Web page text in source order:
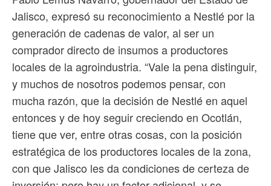
Jalisco, expresó su reconocimiento a Nestlé por la
generación de cadenas de valor, al ser un
comprador directo de insumos a productores
locales de la agroindustria. “Vale la pena distinguir,
y muchos de nosotros podemos pensar, con
mucha razón, que la decisión de Nestlé en aquel
entonces y de hoy seguir creciendo en Ocotlán,
tiene que ver, entre otras cosas, con la posición
estratégica de los productores locales de la zona,
con que Jalisco les da condiciones de certeza de